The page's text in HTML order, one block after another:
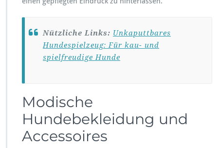
Nützliche Links: Unkaputtbares
Hundespielzeug: Für kau- und
spielfreudige Hunde
Modische
Hundebekleidung und
Accessoires